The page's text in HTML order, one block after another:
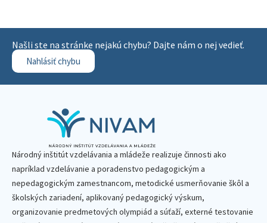
Našli ste na stránke nejakú chybu? Dajte nám o nej vedieť.
Nahlásiť chybu
Národný inštitút vzdelávania a mládeže realizuje činnosti ako
napríklad vzdelávanie a poradenstvo pedagogickým a
nepedagogickým zamestnancom, metodické usmerňovanie škôl a
školských zariadení, aplikovaný pedagogický výskum,
organizovanie predmetových olympiád a súťaží, externé testovanie